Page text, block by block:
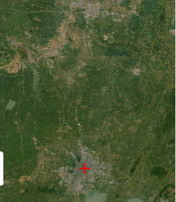
安徽省地图, 安徽省高清卫星地图加